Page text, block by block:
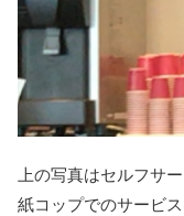
上の写真はセルフサ
紙コップでのサービ